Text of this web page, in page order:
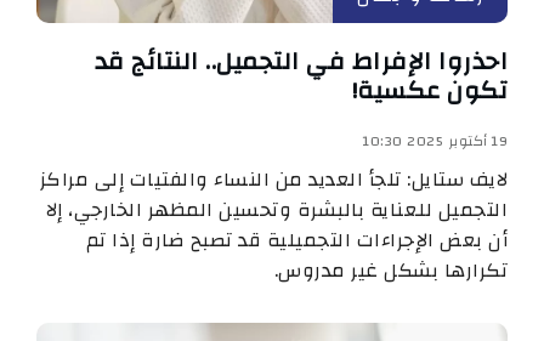
احذروا الإفراط في التجميل.. النتائج قد
تكون عكسية!
19 أكتوبر 2025 10:30
لايف ستايل: تلجأ العديد من النساء والفتيات إلى مراكز
التجميل للعناية بالبشرة وتحسين المظهر الخارجي، إلا
أن بعض الإجراءات التجميلية قد تصبح ضارة إذا تم
تكرارها بشكل غير مدروس.